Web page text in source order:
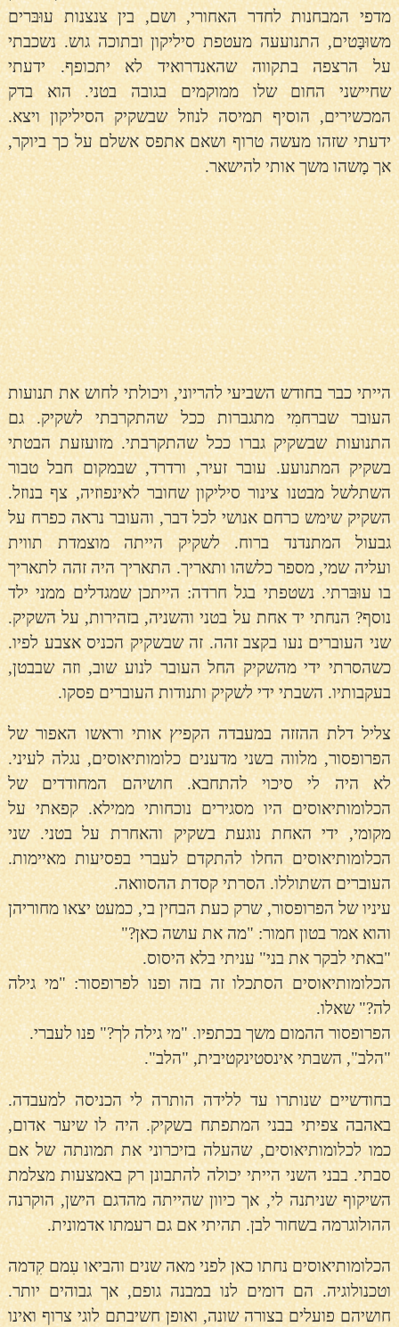
מדפי המבחנות לחדר האחורי, ושם, בין צנצנות עוּבּרים
משוּבָּטים, התנועעה מעטפת סיליקון ובתוכה גוש. נשכבתי
על הרצפה בתקווה שהאנדרואיד לא יתכופף. ידעתי
שחיישני החום שלו ממוקמים בגובה בטני. הוא בדק
המכשירים, הוסיף תמיסה לנוזל שבשקיק הסיליקון ויצא.
ידעתי שזהו מעשה טרוף ושאם אתפס אשלם על כך ביוקר,
אך מָשהו משך אותי להישאר.
הייתי כבר בחודש השביעי להריוני, ויכולתי לחוש את תנועות
העובר שברחמִי מתגברות ככל שהתקרבתי לשקיק. גם
התנועות שבשקיק גברו ככל שהתקרבתי. מזועזעת הבטתי
בשקיק המתנועע. עובר זעיר, ורדרד, שבמקום חבל טבור
השתלשל מבטנו צינור סיליקון שחובר לאינפוזיה, צף בנוזל.
השקיק שימש כרחם אנושי לכל דבר, והעובר נראה כפרח על
גבעול המתנדנד ברוח. לשקיק הייתה מוצמדת תווית
ועליה שמי, מספר כלשהו ותאריך. התאריך היה זהה לתאריך
בו עוּבּרתי. נשטפתי בגל חרדה: הייתכן שמגדלים ממני ילד
נוסף? הנחתי יד אחת על בטני והשניה, בזהירות, על השקיק.
שני העוברים נעו בקצב זהה. זה שבשקיק הכניס אצבע לפיו.
כשהסרתי ידי מהשקיק החל העובר לנוע שוב, וזה שבבטן,
בעקבותיו. השבתי ידי לשקיק ותנודות העוברים פסקו.
צליל דלת ההזזה במעבדה הקפיץ אותי וראשו האפור של
הפרופסור, מלווה בשני מדענים כלומותיאוסים, נגלה לעיני.
לא היה לי סיכוי להתחבא. חושיהם המחודדים של
הכלומותיאוסים היו מסגירים נוכחותי ממילא. קפאתי על
מקומי, ידי האחת נוגעת בשקיק והאחרת על בטני. שני
הכלומותיאוסים החלו להתקדם לעברי בפסיעות מאיימות.
העוברים השתוללו. הסרתי קסדת ההסוואה.
עיניו של הפרופסור, שרק כעת הבחין בי, כמעט יצאו מחוריהן
והוא אמר בטון חמור: "מה את עושה כאן?"
"באתי לבקר את בני" עניתי בלא היסוס.
הכלומותיאוסים הסתכלו זה בזה ופנו לפרופסור: "מי גילה
לה?" שאלו.
הפרופסור ההמום משך בכתפיו. "מי גילה לך?" פנו לעברי.
"הלב", השבתי אינסטינקטיבית, "הלב".
בחודשיים שנותרו עד ללידה הותרה לי הכניסה למעבדה.
באהבה צפיתי בבני המתפתח בשקיק. היה לו שיער אדום,
כמו לכלומותיאוסים, שהעלה בזיכרוני את תמונתה של אם
סבתי. בבני השני הייתי יכולה להתבונן רק באמצעות מצלמת
השיקוף שניתנה לי, אך כיוון שהייתה מהדגם הישן, הוקרנה
ההולוגרמה בשחור לבן. תהיתי אם גם רעמתו אדמונית.
הכלומותיאוסים נחתו כאן לפני מאה שנים והביאו עִמם קִדמה
וטכנולוגיה. הם דומים לנו במבנה גופם, אך גבוהים יותר.
חושיהם פועלים בצורה שונה, ואופן חשיבתם לוגי צרוף ואינו